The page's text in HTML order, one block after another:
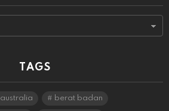
TAGS
australia berat badan